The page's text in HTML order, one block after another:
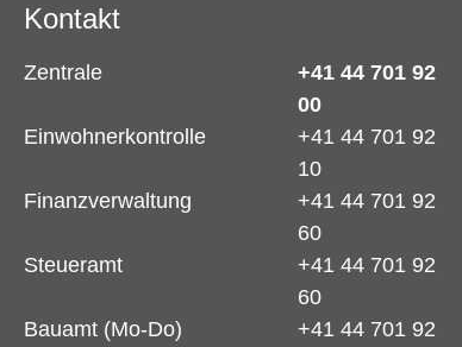
Kontakt
Zentrale
+41 44 701 92
00
Einwohnerkontrolle
+41 44 701 92
10
Finanzverwaltung
+41 44 701 92
60
Steueramt
+41 44 701 92
60
Bauamt (Mo-Do)
+41 44 701 92